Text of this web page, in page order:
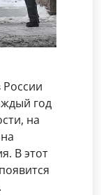
России
год
на
В этот